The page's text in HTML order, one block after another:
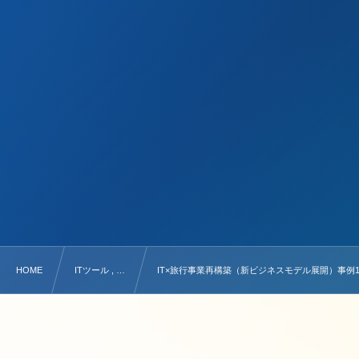
HOME ITツール , … IT×旅行事業再構築（新ビジネスモデル展開）事例